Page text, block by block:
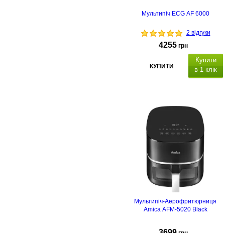
Мультипіч ECG AF 6000
2 відгуки
4255 грн
КУПИТИ
Купити
в 1 клік
Мультипіч-Аерофритюрниця
Amica AFM-5020 Black